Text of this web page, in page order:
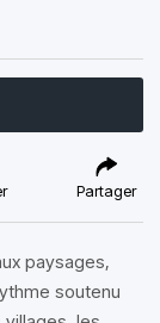
Partager
paysages,
soutenu